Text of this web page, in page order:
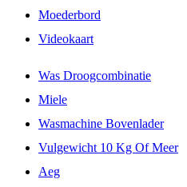
Moederbord
Videokaart
Was Droogcombinatie
Miele
Wasmachine Bovenlader
Vulgewicht 10 Kg Of Meer
Aeg